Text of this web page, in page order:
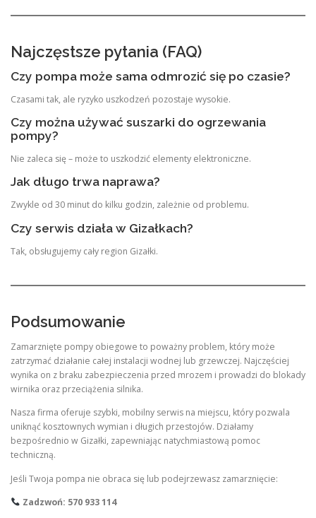
Najczęstsze pytania (FAQ)
Czy pompa może sama odmrozić się po czasie?
Czasami tak, ale ryzyko uszkodzeń pozostaje wysokie.
Czy można używać suszarki do ogrzewania
pompy?
Nie zaleca się – może to uszkodzić elementy elektroniczne.
Jak długo trwa naprawa?
Zwykle od 30 minut do kilku godzin, zależnie od problemu.
Czy serwis działa w Gizałkach?
Tak, obsługujemy cały region Gizałki.
Podsumowanie
Zamarznięte pompy obiegowe to poważny problem, który może
zatrzymać działanie całej instalacji wodnej lub grzewczej. Najczęściej
wynika on z braku zabezpieczenia przed mrozem i prowadzi do blokady
wirnika oraz przeciążenia silnika.
Nasza firma oferuje szybki, mobilny serwis na miejscu, który pozwala
uniknąć kosztownych wymian i długich przestojów. Działamy
bezpośrednio w Gizałki, zapewniając natychmiastową pomoc
techniczną.
Jeśli Twoja pompa nie obraca się lub podejrzewasz zamarznięcie:
Zadzwoń: 570 933 114